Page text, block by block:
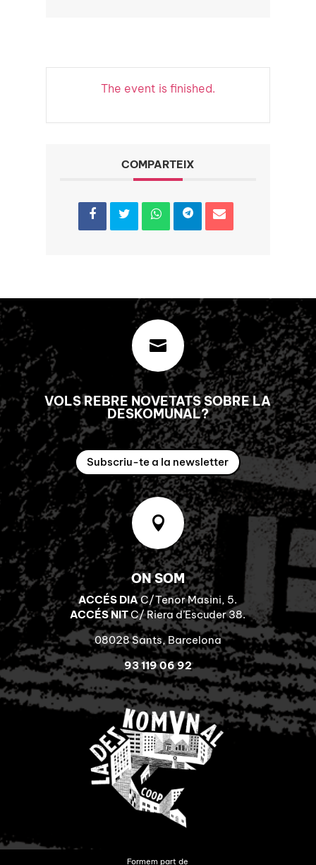
The event is finished.
COMPARTEIX

VOLS REBRE NOVETATS SOBRE LA
DESKOMUNAL?
Subscriu-te a la newsletter

ON SOM
ACCÉS DIAC/Tenor Masini, 5.
ACCÉS NITC/ Riera d’Escuder 38.
08028 Sants, Barcelona
93 119 06 92
Formem part de